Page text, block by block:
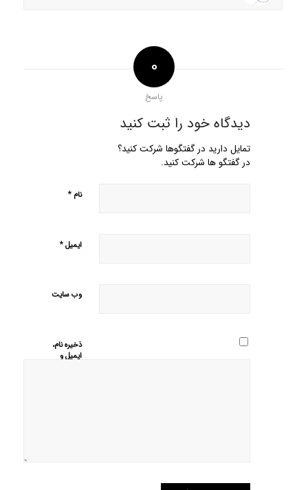
0
پاسخ
دیدگاه خود را ثبت کنید
تمایل دارید در گفتگوها شرکت کنید؟
در گفتگو ها شرکت کنید.
نام *
ایمیل*
وب‌ سایت
ذخیره نام،
ایمیل و